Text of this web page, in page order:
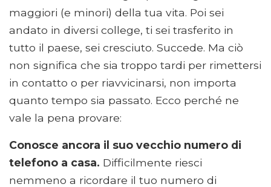
maggiori (e minori) della tua vita. Poi sei
andato in diversi college, ti sei trasferito in
tutto il paese, sei cresciuto. Succede. Ma ciò
non significa che sia troppo tardi per rimettersi
in contatto o per riavvicinarsi, non importa
quanto tempo sia passato. Ecco perché ne
vale la pena provare:
Conosce ancora il suo vecchio numero di
telefono a casa. Difficilmente riesci
nemmeno a ricordare il tuo numero di